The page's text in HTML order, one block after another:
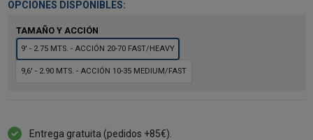
OPCIONES DISPONIBLES:
TAMAÑO Y ACCIÓN
9' - 2.75 MTS. - ACCIÓN 20-70 FAST/HEAVY
9,6' - 2.90 MTS. - ACCIÓN 10-35 MEDIUM/FAST
Entrega gratuita (pedidos +85€).